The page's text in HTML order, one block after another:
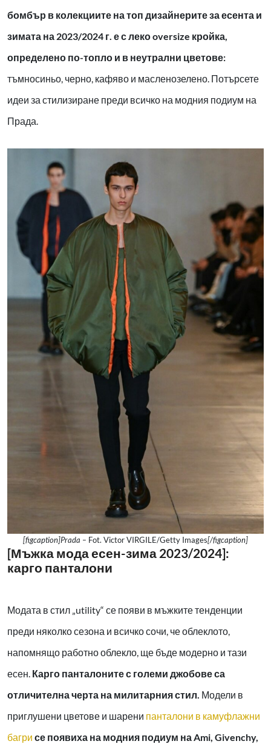
бомбър в колекциите на топ дизайнерите за есента и
зимата на 2023/2024 г. е с леко oversize кройка,
определено по-топло и в неутрални цветове:
тъмносиньо, черно, кафяво и масленозелено. Потърсете
идеи за стилизиране преди всичко на модния подиум на
Прада.
[figcaption]Prada – Fot. Victor VIRGILE/Getty Images[/figcaption]
[Мъжка мода есен-зима 2023/2024]:
карго панталони
Модата в стил „utility“ се появи в мъжките тенденции
преди няколко сезона и всичко сочи, че облеклото,
напомнящо работно облекло, ще бъде модерно и тази
есен. Карго панталоните с големи джобове са
отличителна черта на милитарния стил. Модели в
приглушени цветове и шарени панталони в камуфлажни
багри се появиха на модния подиум на Ami, Givenchy,